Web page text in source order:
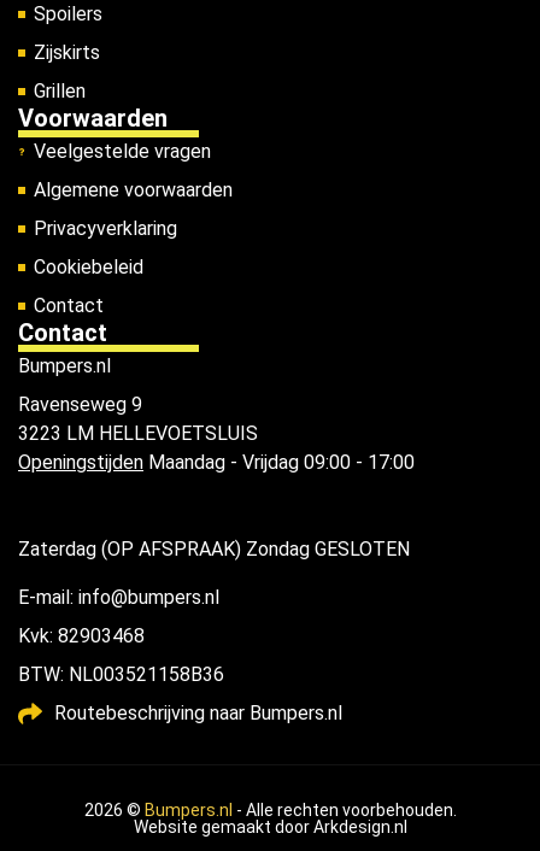
Spoilers
Zijskirts
Grillen
Voorwaarden
Veelgestelde vragen
Algemene voorwaarden
Privacyverklaring
Cookiebeleid
Contact
Contact
Bumpers.nl
Ravenseweg 9
3223 LM HELLEVOETSLUIS
Openingstijden Maandag - Vrijdag 09:00 - 17:00
Zaterdag (OP AFSPRAAK) Zondag GESLOTEN
E-mail: info@bumpers.nl
Kvk: 82903468
BTW: NL003521158B36
Routebeschrijving naar Bumpers.nl
2026 © Bumpers.nl - Alle rechten voorbehouden.
Website gemaakt doorArkdesign.nl